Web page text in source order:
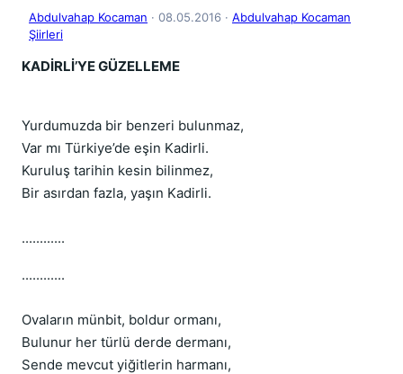
Abdulvahap Kocaman · 08.05.2016 · Abdulvahap Kocaman
Şiirleri
KADİRLİ’YE GÜZELLEME
Yurdumuzda bir benzeri bulunmaz,
Var mı Türkiye’de eşin Kadirli.
Kuruluş tarihin kesin bilinmez,
Bir asırdan fazla, yaşın Kadirli.
............
............
Ovaların münbit, boldur ormanı,
Bulunur her türlü derde dermanı,
Sende mevcut yiğitlerin harmanı,